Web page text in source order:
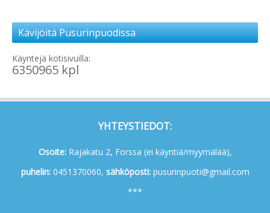
Kävijöitä Pusurinpuodissa
Käyntejä kotisivuilla:
6350965 kpl
YHTEYSTIEDOT:
Osoite:Rajakatu 2, Forssa (ei käyntiä/myymälää),
puhelin:0451370060, sähköposti:pusurinpuoti@gmail.com
***